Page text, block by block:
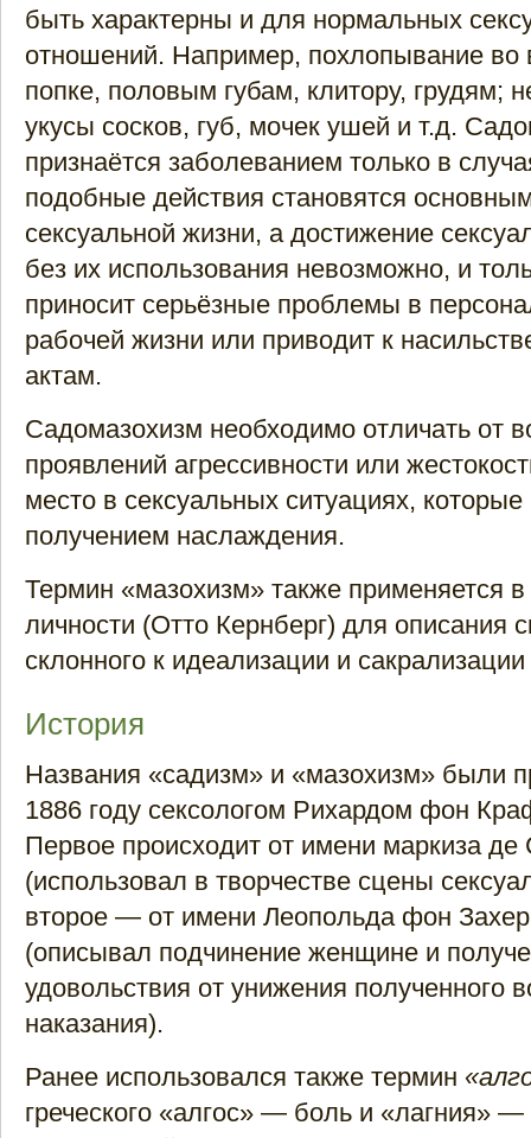
быть характерны и для нормальных
отношений. Например, похлопывание во
попке, половым губам, клитору, грудям;
укусы сосков, губ, мочек ушей и т.д.
признаётся заболеванием только в
подобные действия становятся
сексуальной жизни, а достижение
без их использования невозможно, и
приносит серьёзные проблемы в
рабочей жизни или приводит к
актам.
Садомазохизм необходимо отличать от
проявлений агрессивности или
место в сексуальных ситуациях,
получением наслаждения.
Термин «мазохизм» также применяется в
личности (Отто Кернберг) для описания
склонного к идеализации и
История
Названия «садизм» и «мазохизм» были
1886 году сексологом Рихардом фон
Первое происходит от имени маркиза де
(использовал в творчестве сцены
второе — от имени Леопольда фон
(описывал подчинение женщине и
удовольствия от унижения полученного
наказания).
Ранее использовался также термин
греческого «алгос» — боль и «лагния» —